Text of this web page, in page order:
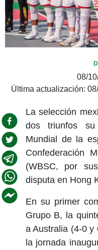
08/
Última actualización:
La selección
dos triunfos
Mundial de la
Confederación
(WBSC, por
disputa en Hong
En su primer
Grupo B, la
a Australia (4-0 y
la jornada